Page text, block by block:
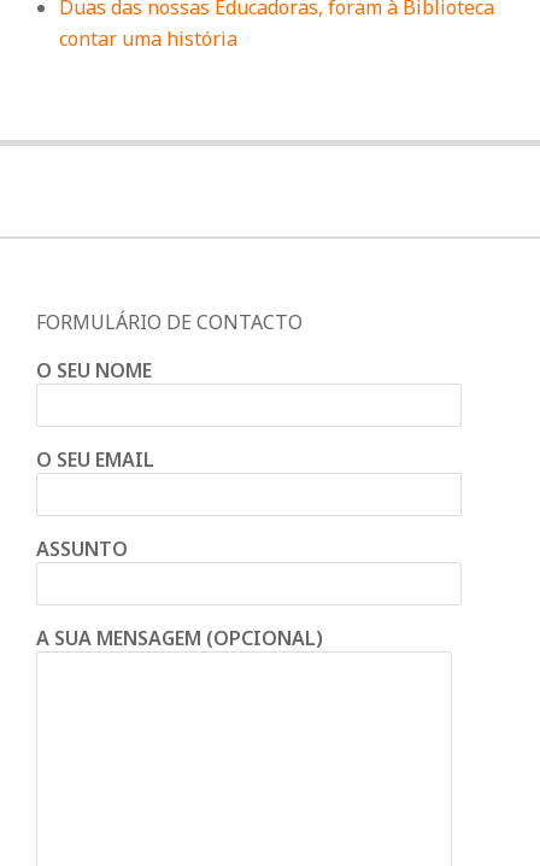
Duas das nossas Educadoras, foram à Biblioteca
contar uma história
FORMULÁRIO DE CONTACTO
O SEU NOME
O SEU EMAIL
ASSUNTO
A SUA MENSAGEM (OPCIONAL)